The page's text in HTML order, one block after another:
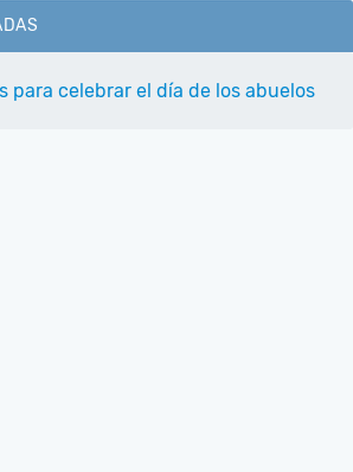
para celebrar el día de los abuelos